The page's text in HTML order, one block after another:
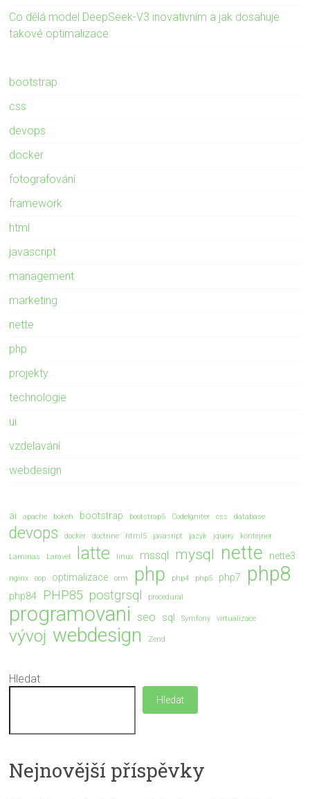
Co dělá model DeepSeek-V3 inovativním a jak dosahuje
takové optimalizace
bootstrap
css
devops
docker
fotografování
framework
html
javascript
management
marketing
nette
php
projekty
technologie
ui
vzdelavání
webdesign
ai apache bokeh bootstrap bootstrap5 CodeIgniter css database
devops docker doctrine html5 javasript jazyk jquery kontejner
Laminas Laravel latte linux mssql mysql nette nette3
nginx oop optimalizace orm php php4 php5 php7 php8
php84 PHP85 postgrsql procedural
programovani seo sql Symfony virtualizace
vývoj webdesign Zend
Hledat
Hledat
Nejnovější příspěvky